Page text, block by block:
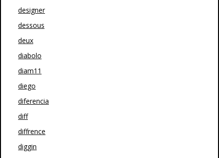
designer
dessous
deux
diabolo
diam11
diego
diferencia
diff
diffrence
diggin